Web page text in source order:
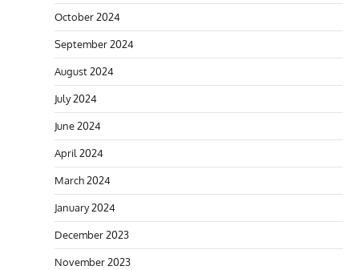
October 2024
September 2024
August 2024
July 2024
June 2024
April 2024
March 2024
January 2024
December 2023
November 2023